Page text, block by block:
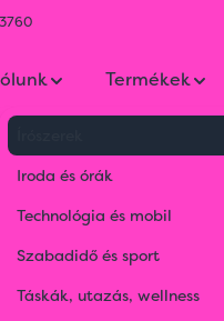
vagyunk
Ismételt Kérdések
Termékek
Iroda és órák
Technológia és mobil
Szabadidő és sport
Táskák, utazás, wellness
kiegészítők